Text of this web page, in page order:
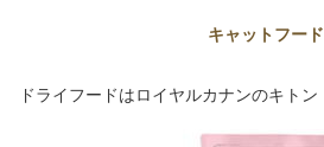
キャットフード
ドライフードはロイヤルカナンのキトン